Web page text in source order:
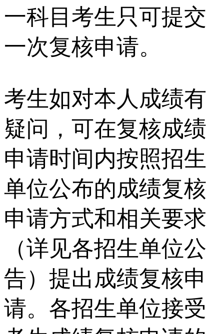
一科目考生只可提交
一次复核申请。
考生如对本人成绩有
疑问，可在复核成绩
申请时间内按照招生
单位公布的成绩复核
申请方式和相关要求
（详见各招生单位公
告）提出成绩复核申
请。各招生单位接受